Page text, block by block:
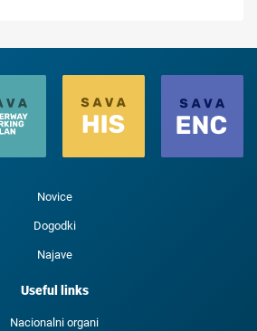
Novice
Dogodki
Najave
Useful links
Nacionalni organi